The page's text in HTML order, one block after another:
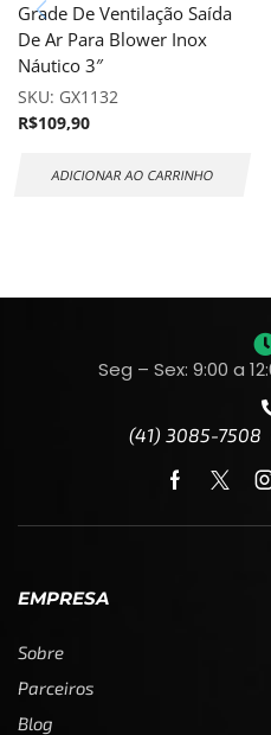
Grade De Ventilação Saída
De Ar Para Blower Inox
Náutico 3″
SKU: GX1132
R$109,90
ADICIONAR AO CARRINHO
Seg – Sex: 9:00 a
(41) 3085-7508
EMPRESA
Sobre
Parceiros
Blog